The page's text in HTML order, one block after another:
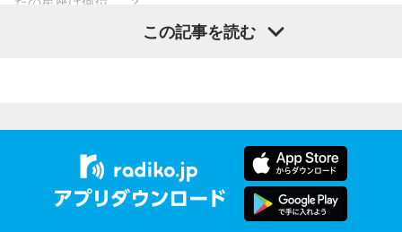
まうんですね。その間をつなぐ調整役が必要になると。実
放送ではさらにドンの実態についての解説が続いた。
「自分を認めてもらうには、人を笑わせればいい」という体
験が、芸人としての原点になったと振り返ります。
らせてしまいました」と当時を振り返り、苦笑いを見せまし
れることを選ぶと流れが変わります。人と違っても大丈夫。
今夜にでも「本当はこう生きたい」を自由に書き出してみ
この記事を読む